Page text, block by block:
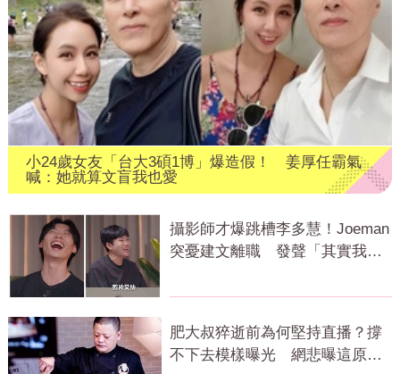
小24歲女友「台大3碩1博」爆造假！ 姜厚任霸氣
喊：她就算文盲我也愛
攝影師才爆跳槽李多慧！Joeman
突憂建文離職 發聲「其實我很
肥大叔猝逝前為何堅持直播？撐
不下去模樣曝光 網悲曝這原因